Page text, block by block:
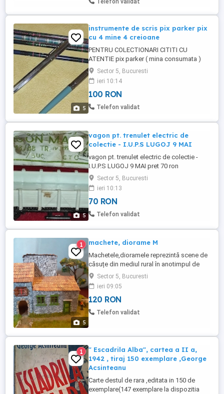
Telefon validat
5
instrumente de scris pix parker pix
cu 4 mine 4 creioane
PENTRU COLECTIONARI CITITI CU
ATENTIE pix parker ( mina consumata )
pix cu 4 mine ( nu stiu daca functioneaza -
fara mine ) 4 creioane nefolosite totul la
pachet 100 ron poze reale
Sector 5, Bucuresti
ieri 10:14
100 RON
Telefon validat
5
vagon pt. trenulet electric de
colectie - I.U.P.S LUGOJ 9 MAI
vagon pt. trenulet electric de colectie -
I.U.P.S LUGOJ 9 MAI pret 70 ron
Sector 5, Bucuresti
ieri 10:13
70 RON
Telefon validat
5
1 machete, diorame M
Machetele,dioramele reprezintă scene de
căsuțe din mediul rural în anotimpul de
vară sau iarnă cu personaje specifice
zonei și case la munte în Italia .La bază au
un orificiu ce permite iluminarea
Sector 5, Bucuresti
ieri 09:05
120 RON
Telefon validat
1
" Escadrila Alba", cartea a II a,
1942 , tiraj 150 exemplare ,George
Acsinteanu
Carte destul de rara ,editata in 150 de
exemplare(147 exemplare la dispozitia